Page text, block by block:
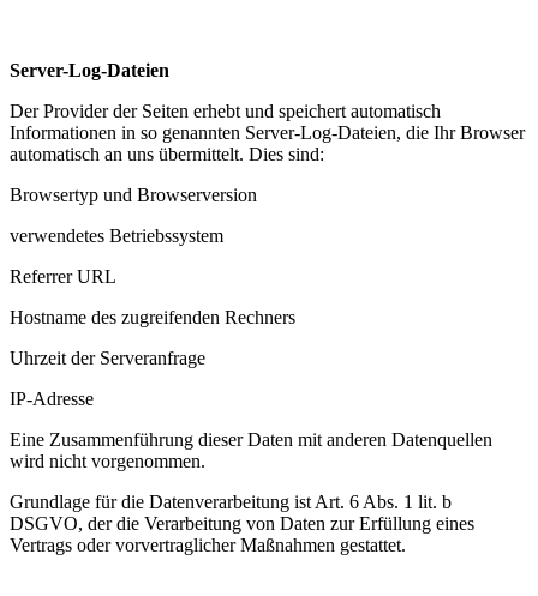
Server-Log-Dateien
Der Provider der Seiten erhebt und speichert automatisch
Informationen in so genannten Server-Log-Dateien, die Ihr Browser
automatisch an uns übermittelt. Dies sind:
Browsertyp und Browserversion
verwendetes Betriebssystem
Referrer URL
Hostname des zugreifenden Rechners
Uhrzeit der Serveranfrage
IP-Adresse
Eine Zusammenführung dieser Daten mit anderen Datenquellen
wird nicht vorgenommen.
Grundlage für die Datenverarbeitung ist Art. 6 Abs. 1 lit. b
DSGVO, der die Verarbeitung von Daten zur Erfüllung eines
Vertrags oder vorvertraglicher Maßnahmen gestattet.